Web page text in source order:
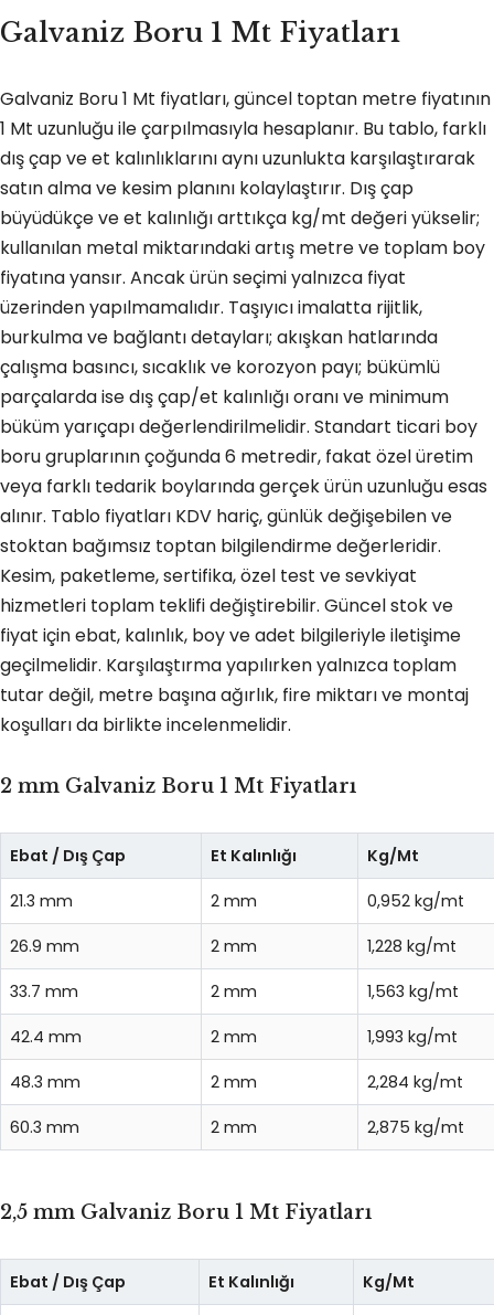
Galvaniz Boru 1 Mt Fiyatları
Galvaniz Boru 1 Mt fiyatları, güncel toptan metre fiyatının
1 Mt uzunluğu ile çarpılmasıyla hesaplanır. Bu tablo, farklı
dış çap ve et kalınlıklarını aynı uzunlukta karşılaştırarak
satın alma ve kesim planını kolaylaştırır. Dış çap
büyüdükçe ve et kalınlığı arttıkça kg/mt değeri yükselir;
kullanılan metal miktarındaki artış metre ve toplam boy
fiyatına yansır. Ancak ürün seçimi yalnızca fiyat
üzerinden yapılmamalıdır. Taşıyıcı imalatta rijitlik,
burkulma ve bağlantı detayları; akışkan hatlarında
çalışma basıncı, sıcaklık ve korozyon payı; bükümlü
parçalarda ise dış çap/et kalınlığı oranı ve minimum
büküm yarıçapı değerlendirilmelidir. Standart ticari boy
boru gruplarının çoğunda 6 metredir, fakat özel üretim
veya farklı tedarik boylarında gerçek ürün uzunluğu esas
alınır. Tablo fiyatları KDV hariç, günlük değişebilen ve
stoktan bağımsız toptan bilgilendirme değerleridir.
Kesim, paketleme, sertifika, özel test ve sevkiyat
hizmetleri toplam teklifi değiştirebilir. Güncel stok ve
fiyat için ebat, kalınlık, boy ve adet bilgileriyle iletişime
geçilmelidir. Karşılaştırma yapılırken yalnızca toplam
tutar değil, metre başına ağırlık, fire miktarı ve montaj
koşulları da birlikte incelenmelidir.
2 mm Galvaniz Boru 1 Mt Fiyatları
Ebat / Dış Çap Et Kalınlığı Kg/Mt
21.3 mm 2 mm 0,952 kg/mt
26.9 mm 2 mm 1,228 kg/mt
33.7 mm 2 mm 1,563 kg/mt
42.4 mm 2 mm 1,993 kg/mt
48.3 mm 2 mm 2,284 kg/mt
60.3 mm 2 mm 2,875 kg/mt
2,5 mm Galvaniz Boru 1 Mt Fiyatları
Ebat / Dış Çap Et Kalınlığı Kg/Mt